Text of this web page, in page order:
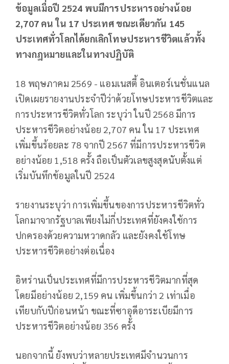
ข้อมูลเมื่อปี 2524 พบมีการประหารอย่างน้อย
2,707 คน ใน 17 ประเทศ ขณะเดียวกัน 145
ประเทศทั่วโลกได้ยกเลิกโทษประหารชีวิตแล้วทั้ง
ทางกฎหมายและในทางปฏิบัติ
18 พฤษภาคม 2569 - แอมเนสตี้ อินเตอร์เนชั่นแนล
เปิดเผยรายงานประจำปีว่าด้วยโทษประหารชีวิตและ
การประหารชีวิตทั่วโลก ระบุว่า ในปี 2568 มีการ
ประหารชีวิตอย่างน้อย 2,707 คน ใน 17 ประเทศ
เพิ่มขึ้นร้อยละ 78 จากปี 2567 ที่มีการประหารชีวิต
อย่างน้อย 1,518 ครั้ง ถือเป็นตัวเลขสูงสุดนับตั้งแต่
เริ่มบันทึกข้อมูลในปี 2524
รายงานระบุว่า การเพิ่มขึ้นของการประหารชีวิตทั่ว
โลกมาจากรัฐบาลเพียงไม่กี่ประเทศที่ยังคงใช้การ
ปกครองด้วยความหวาดกลัว และยังคงใช้โทษ
ประหารชีวิตอย่างต่อเนื่อง
อิหร่านเป็นประเทศที่มีการประหารชีวิตมากที่สุด
โดยมีอย่างน้อย 2,159 คน เพิ่มขึ้นกว่า 2 เท่าเมื่อ
เทียบกับปีก่อนหน้า ขณะที่ซาอุดีอาระเบียมีการ
ประหารชีวิตอย่างน้อย 356 ครั้ง
นอกจากนี้ ยังพบว่าหลายประเทศมีจำนวนการ